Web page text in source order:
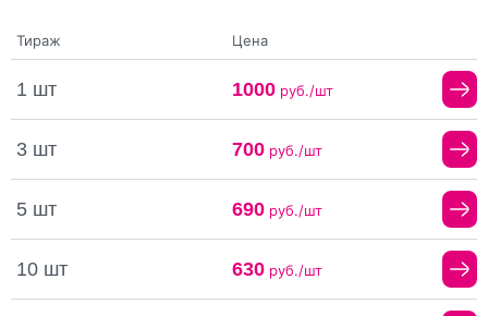
Тираж Цена
1 шт 1000руб./шт
3 шт 700руб./шт
5 шт 690руб./шт
10 шт 630руб./шт